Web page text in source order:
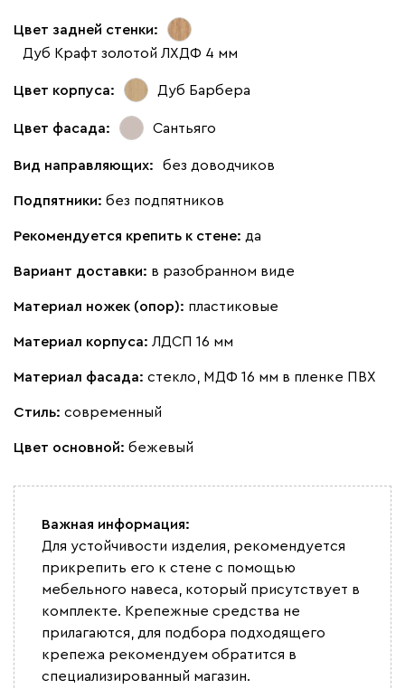
Цвет задней стенки:
Дуб Крафт золотой ЛХДФ 4 мм
Цвет корпуса: Дуб Барбера
Цвет фасада: Сантьяго
Вид направляющих: без доводчиков
Подпятники: без подпятников
Рекомендуется крепить к стене: да
Вариант доставки: в разобранном виде
Материал ножек (опор): пластиковые
Материал корпуса: ЛДСП 16 мм
Материал фасада: стекло, МДФ 16 мм в пленке ПВХ
Стиль: современный
Цвет основной: бежевый
Важная информация:
Для устойчивости изделия, рекомендуется
прикрепить его к стене с помощью
мебельного навеса, который присутствует в
комплекте. Крепежные средства не
прилагаются, для подбора подходящего
крепежа рекомендуем обратится в
специализированный магазин.